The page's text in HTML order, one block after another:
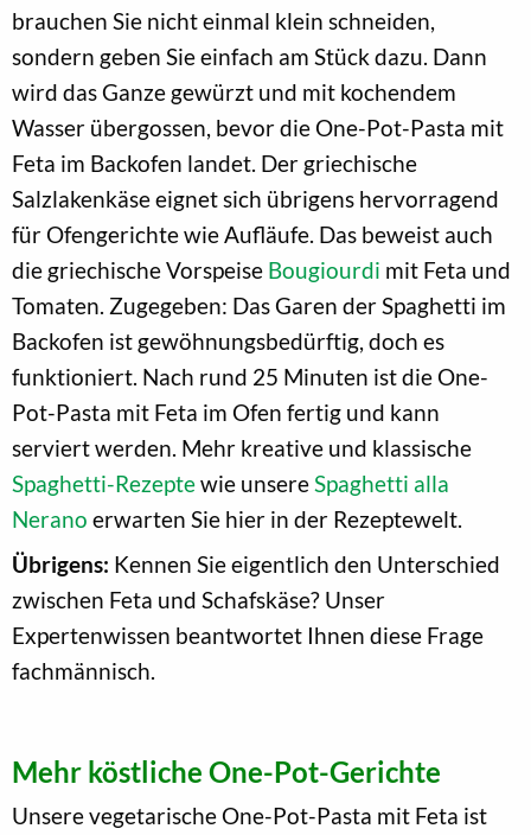
brauchen Sie nicht einmal klein schneiden,
sondern geben Sie einfach am Stück dazu. Dann
wird das Ganze gewürzt und mit kochendem
Wasser übergossen, bevor die One-Pot-Pasta mit
Feta im Backofen landet. Der griechische
Salzlakenkäse eignet sich übrigens hervorragend
für Ofengerichte wie Aufläufe. Das beweist auch
die griechische Vorspeise Bougiourdi mit Feta und
Tomaten. Zugegeben: Das Garen der Spaghetti im
Backofen ist gewöhnungsbedürftig, doch es
funktioniert. Nach rund 25 Minuten ist die One-
Pot-Pasta mit Feta im Ofen fertig und kann
serviert werden. Mehr kreative und klassische
Spaghetti-Rezeptewie unsereSpaghetti alla
Nerano erwarten Sie hier in der Rezeptewelt.
Übrigens: Kennen Sie eigentlich den Unterschied
zwischen Feta und Schafskäse? Unser
Expertenwissen beantwortet Ihnen diese Frage
fachmännisch.
Mehr köstliche One-Pot-Gerichte
Unsere vegetarische One-Pot-Pasta mit Feta ist